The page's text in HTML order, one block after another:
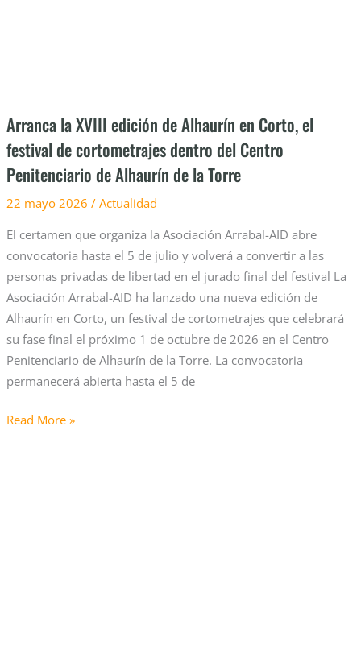
Arranca la XVIII edición de Alhaurín en Corto, el
festival de cortometrajes dentro del Centro
Penitenciario de Alhaurín de la Torre
22 mayo 2026 / Actualidad
El certamen que organiza la Asociación Arrabal-AID abre
convocatoria hasta el 5 de julio y volverá a convertir a las
personas privadas de libertad en el jurado final del festival La
Asociación Arrabal-AID ha lanzado una nueva edición de
Alhaurín en Corto, un festival de cortometrajes que celebrará
su fase final el próximo 1 de octubre de 2026 en el Centro
Penitenciario de Alhaurín de la Torre. La convocatoria
permanecerá abierta hasta el 5 de
dentro
del
Centro
de
Alhaurín
de
la
Torre
Read More »